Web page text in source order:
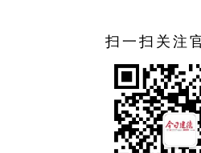
（记者 朱海玲）扫一扫关注